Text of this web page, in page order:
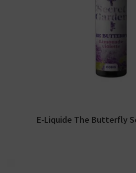
Arômes : limonade, violette,
liquide Secret Garden.
E-Liquide The Butterfly